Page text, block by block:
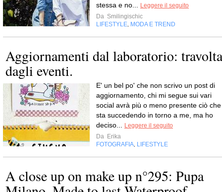
stessa e no...
Leggere il seguito
Da Smilingischic
LIFESTYLE MODA E TREND
Aggiornamenti dal laboratorio: travolta
dagli eventi.
E' un bel po' che non scrivo un post di
aggiornamento, chi mi segue sui vari
social avrà più o meno presente ciò che
sta succedendo in torno a me, ma ho
deciso...
Leggere il seguito
Da Erika
FOTOGRAFIA LIFESTYLE
A close up on make up n°295: Pupa